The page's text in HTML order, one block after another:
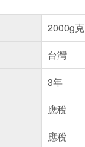
2000g克
台灣
3年
應稅
應稅